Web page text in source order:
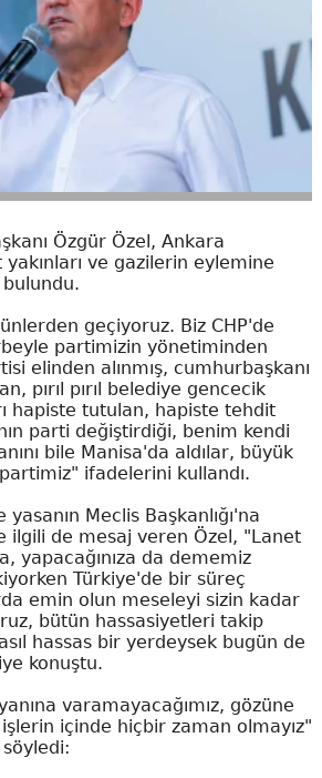
Özgür Özel, Ankara
ve gazilerin eylemine
geçiyoruz. Biz CHP'de
partimizin yönetiminden
elinden alınmış, cumhurbaşkanı
pırıl pırıl belediye gencecik
hapiste tutulan, hapiste tehdit
parti değiştirdiği, benim kendi
bile Manisa'da aldılar, büyük
ifadelerini kullandı.
Meclis Başkanlığı'na
ilgili de mesaj veren Özel, "Lanet
yapacağınıza da dememiz
Türkiye'de bir süreç
emin olun meseleyi sizin kadar
bütün hassasiyetleri takip
hassas bir yerdeysek bugün de
konuştu.
varamayacağımız, gözüne
işlerin içinde hiçbir zaman olmayız"